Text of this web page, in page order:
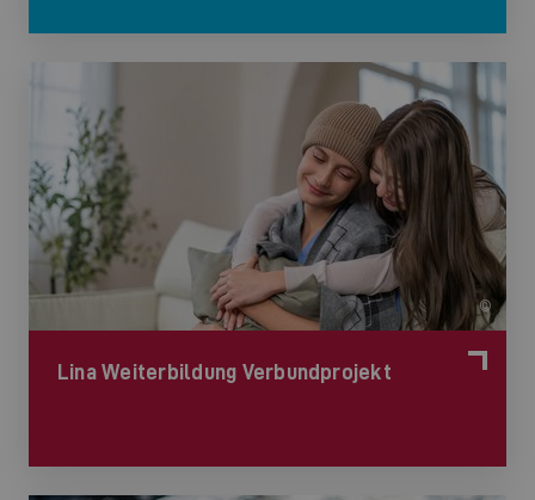
©
Lina Weiterbildung Verbundprojekt